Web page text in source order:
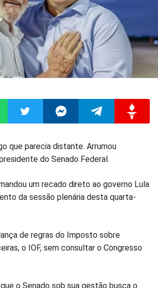
Compartilhar
Twitter
Compartilhar
Messenger
Compartilhar
TelegramGettr
que parecia distante. Arrumou
do Senado Federal.
um recado direto ao governo Lula
da sessão plenária desta quarta-
de regras do Imposto sobre
o IOF, sem consultar o Congresso
o Senado sob sua gestão busca o